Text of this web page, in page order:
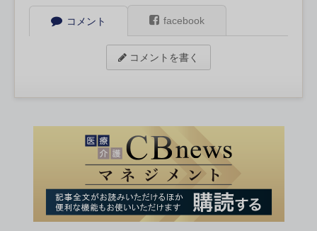
コメント facebook
コメントを書く